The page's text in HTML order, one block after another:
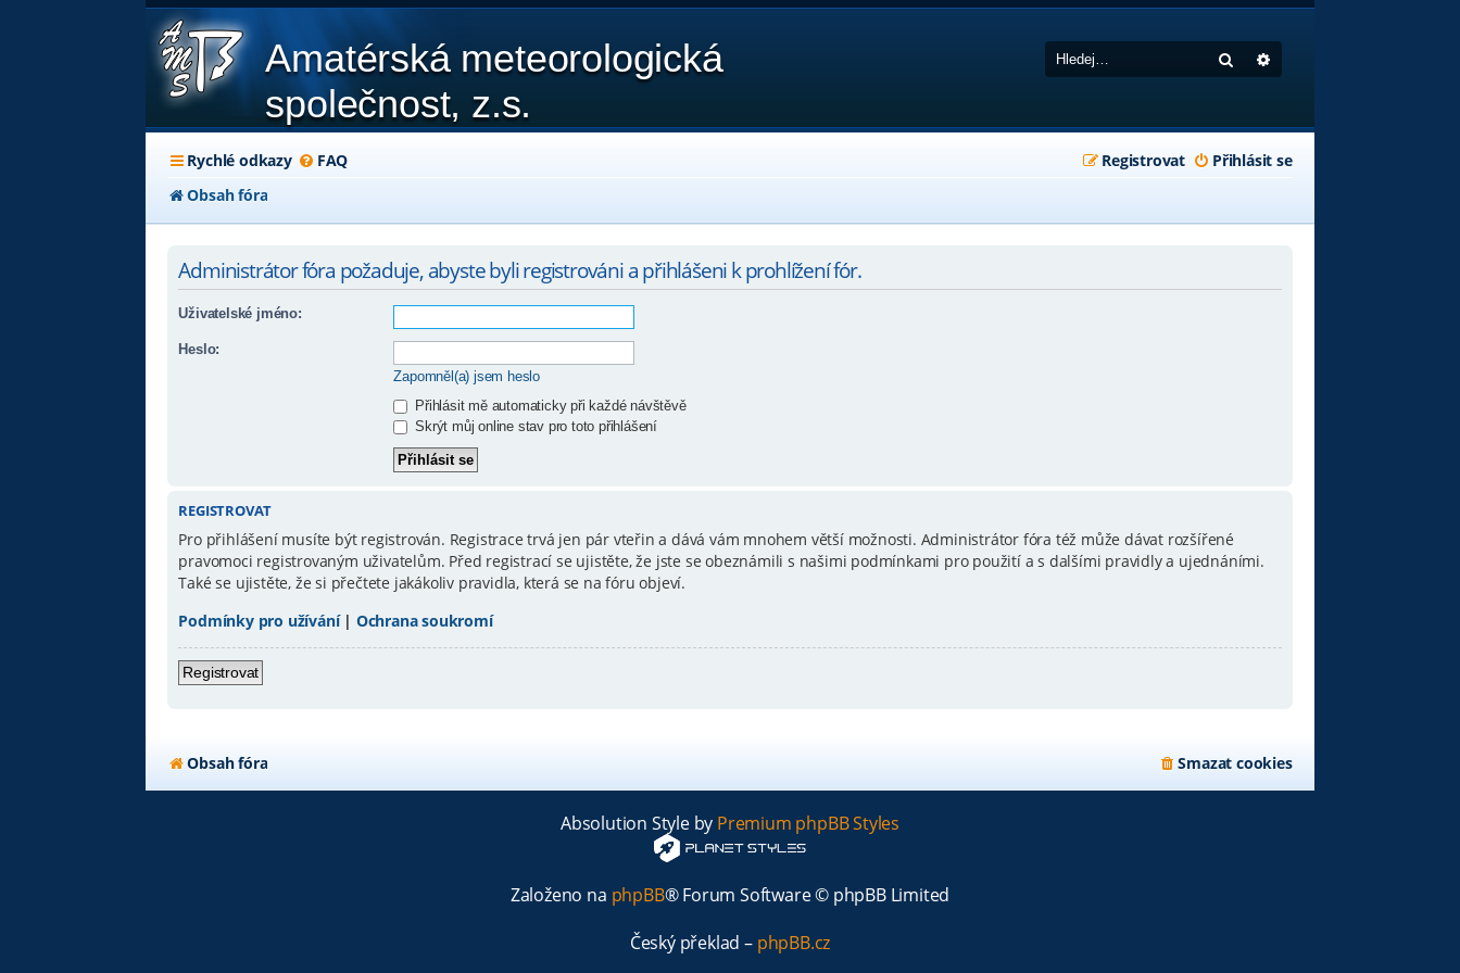
Amatérská meteorologická
společnost, z.s.
Hledat
Rychlé odkazy FAQ Přihlásit se
Registrovat
Obsah fóra
Administrátor fóra požaduje, abyste byli registrováni a přihlášeni k prohlížení fór.
Uživatelské jméno:
Heslo:
Zapomněl(a) jsem heslo
Přihlásit mě automaticky při každé návštěvě
Skrýt můj online stav pro toto přihlášení
REGISTROVAT
Pro přihlášení musíte být registrován. Registrace trvá jen pár vteřin a dává vám mnohem větší možnosti. Administrátor fóra též může dávat rozšířené
pravomoci registrovaným uživatelům. Před registrací se ujistěte, že jste se obeznámili s našimi podmínkami pro použití a s dalšími pravidly a ujednáními.
Také se ujistěte, že si přečtete jakákoliv pravidla, která se na fóru objeví.
Podmínky pro užívání| Ochrana soukromí
Registrovat
Obsah fóra Smazat cookies
Absolution Style by Premium phpBB Styles
Založeno na phpBB® Forum Software © phpBB Limited
Český překlad – phpBB.cz